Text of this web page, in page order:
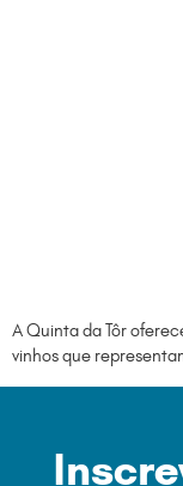
A Quinta da Tôr
vinhos que